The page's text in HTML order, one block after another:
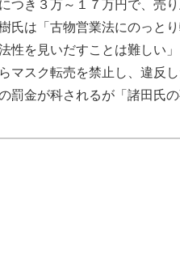
つき３万～１７万円で、売
氏は「古物営業法にのっと
性を見いだすことは難しい」
マスク転売を禁止し、違反
罰金が科されるが「諸田氏